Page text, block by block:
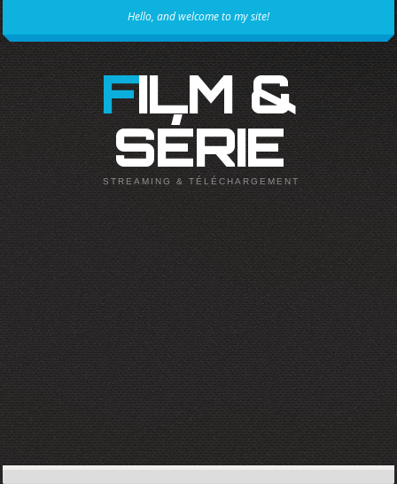
Hello, and welcome to my site!
FILM &
SÉRIE
STREAMING & TÉLÉCHARGEMENT